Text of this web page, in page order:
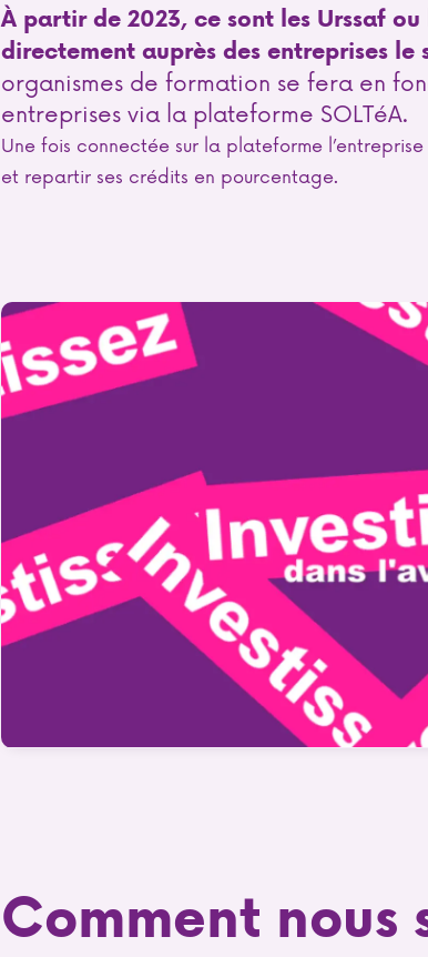
À partir de 2023, ce sont les Urssaf
directement auprès des entreprises le
organismes de formation se fera en
entreprises via la plateforme SOLTéA.
Une fois connectée sur la plateforme
et repartir ses crédits en pourcentage.
Comment nous